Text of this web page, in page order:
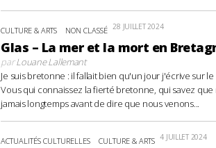
CULTURE & ARTS NON CLASSÉ 28 JUILLET 2024
Glas – La mer et la mort en
parLouane Lallemant
Je suis bretonne : il fallait bien qu'un jour j'écrive sur
Vous qui connaissez la fierté bretonne, qui savez
jamais longtemps avant de dire que nous venons...
ACTUALITÉS CULTURELLES CULTURE & ARTS 4 JUILLET 2024